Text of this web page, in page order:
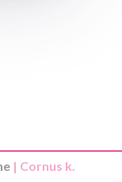
| Cornus k.